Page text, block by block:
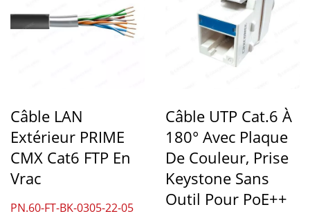
Câble LAN
Extérieur PRIME
CMX Cat6 FTP En
Vrac
PN.60-FT-BK-0305-22-05
Câble UTP Cat.6 À
180° Avec Plaque
De Couleur, Prise
Keystone Sans
Outil Pour PoE++